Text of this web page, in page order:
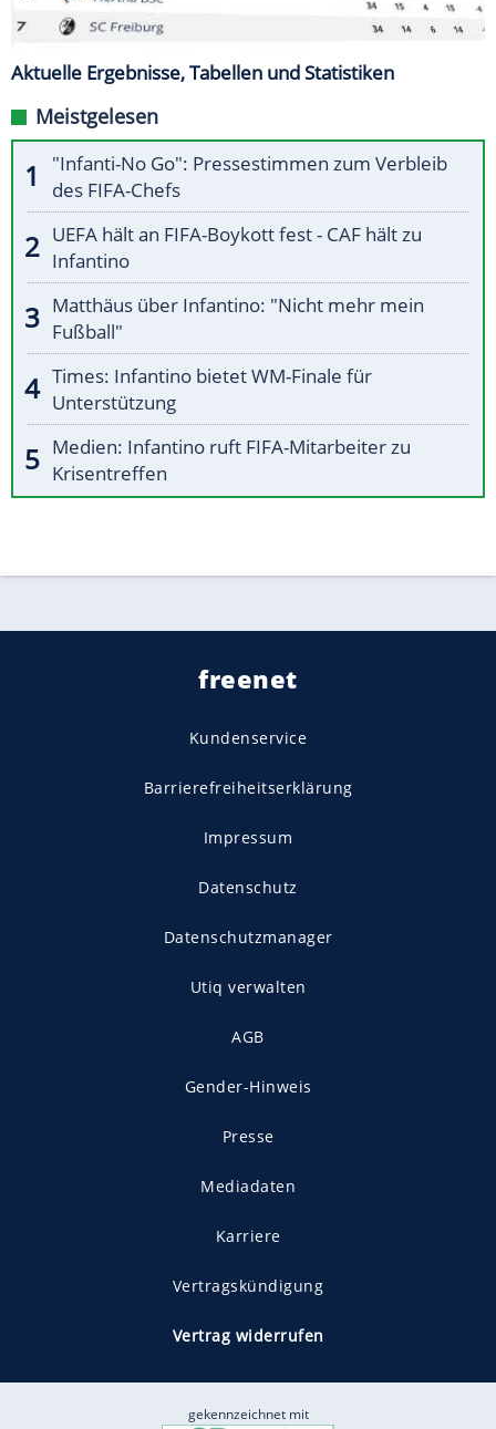
Aktuelle Ergebnisse, Tabellen und Statistiken
Meistgelesen
"Infanti-No Go": Pressestimmen zum Verbleib
des FIFA-Chefs
UEFA hält an FIFA-Boykott fest - CAF hält zu
Infantino
Matthäus über Infantino: "Nicht mehr mein
Fußball"
Times: Infantino bietet WM-Finale für
Unterstützung
Medien: Infantino ruft FIFA-Mitarbeiter zu
Krisentreffen
freenet
Kundenservice
Barrierefreiheitserklärung
Impressum
Datenschutz
Datenschutzmanager
Utiq verwalten
AGB
Gender-Hinweis
Presse
Mediadaten
Karriere
Vertragskündigung
Vertrag widerrufen
gekennzeichnet mit